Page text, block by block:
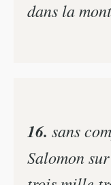
dans la
16. sans
Salomon